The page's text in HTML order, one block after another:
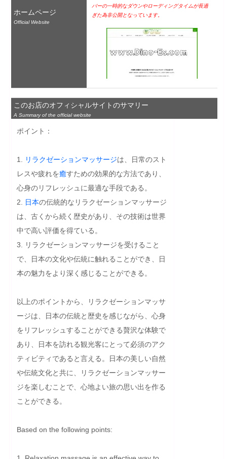
ホームページ
Official Website
バーの一時的なダウンやローディングタイムが長過
ぎた為非公開となっています。
このお店のオフィシャルサイトのサマリー
A Summary of the official website
ポイント：
1. リラクゼーションマッサージは、日常のスト
レスや疲れを癒すための効果的な方法であり、
心身のリフレッシュに最適な手段である。
2.
日本の伝統的なリラクゼーションマッサージ
は、古くから続く歴史があり、その技術は世界
中で高い評価を得ている。
3. リラクゼーションマッサージを受けること
で、日本の文化や伝統に触れることができ、日
本の魅力をより深く感じることができる。
以上のポイントから、リラクゼーションマッサ
ージは、日本の伝統と歴史を感じながら、心身
をリフレッシュすることができる贅沢な体験で
あり、日本を訪れる観光客にとって必須のアク
ティビティであると言える。日本の美しい自然
や伝統文化と共に、リラクゼーションマッサー
ジを楽しむことで、心地よい旅の思い出を作る
ことができる。
Based on the following points: